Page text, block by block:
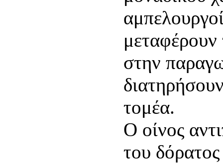
μεταφέρουν
στην
τομέα.
Ο οίνος
του